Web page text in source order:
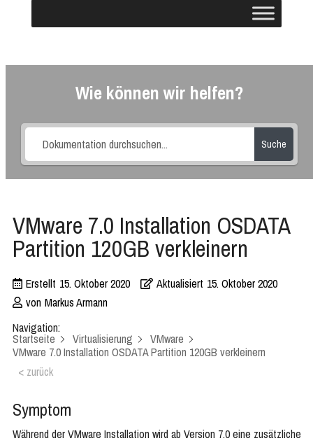
Wie können wir helfen?
Suche
VMware 7.0 Installation OSDATA
Partition 120GB verkleinern
Erstellt 15. Oktober 2020 Aktualisiert 15. Oktober 2020
von Markus Armann
Navigation:
Startseite Virtualisierung
VMware
VMware 7.0 Installation OSDATA Partition 120GB verkleinern
< zurück
Symptom
Während der VMware Installation wird ab Version 7.0 eine zusätzliche